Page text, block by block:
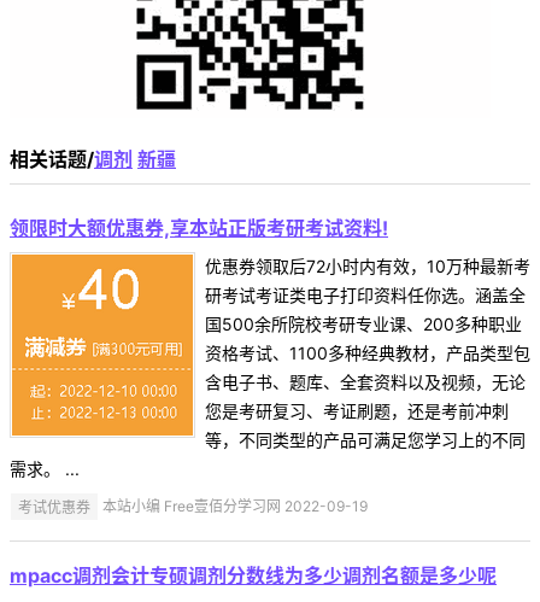
相关话题/调剂 新疆
领限时大额优惠券,享本站正版考研考试资料!
优惠券领取后72小时内有效，10万种最新考
研考试考证类电子打印资料任你选。涵盖全
国500余所院校考研专业课、200多种职业
资格考试、1100多种经典教材，产品类型包
含电子书、题库、全套资料以及视频，无论
您是考研复习、考证刷题，还是考前冲刺
等，不同类型的产品可满足您学习上的不同
需求。 ...
考试优惠券 本站小编 Free壹佰分学习网 2022-09-19
mpacc调剂会计专硕调剂分数线为多少调剂名额是多少呢